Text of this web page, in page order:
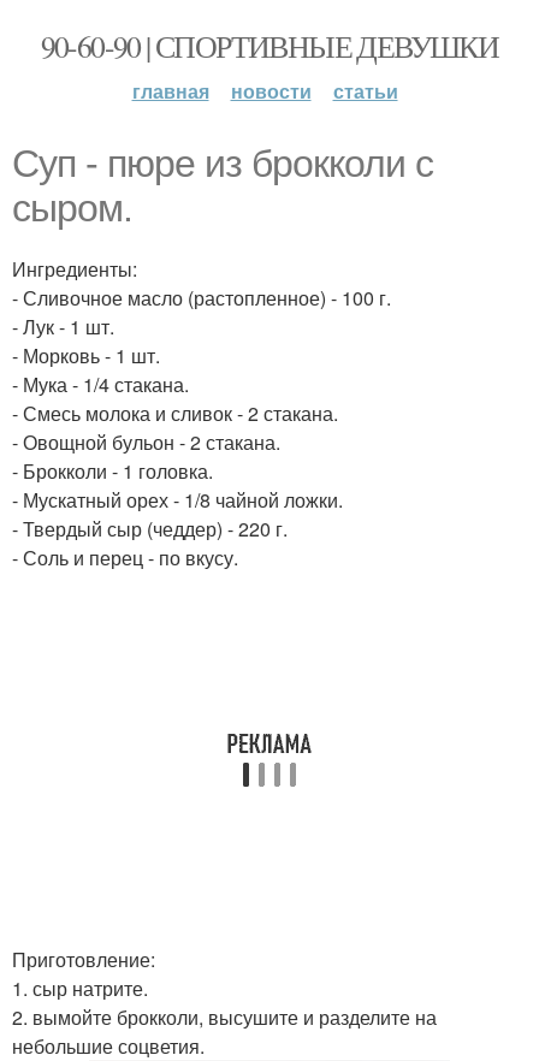
90-60-90 | СПОРТИВНЫЕ ДЕВУШКИ
главная новости статьи
Суп - пюре из брокколи с
сыром.
Ингредиенты:
- Сливочное масло (растопленное) - 100 г.
- Лук - 1 шт.
- Морковь - 1 шт.
- Мука - 1/4 стакана.
- Смесь молока и сливок - 2 стакана.
- Овощной бульон - 2 стакана.
- Брокколи - 1 головка.
- Мускатный орех - 1/8 чайной ложки.
- Твердый сыр (чеддер) - 220 г.
- Соль и перец - по вкусу.
Приготовление:
1. сыр натрите.
2. вымойте брокколи, высушите и разделите на
небольшие соцветия.